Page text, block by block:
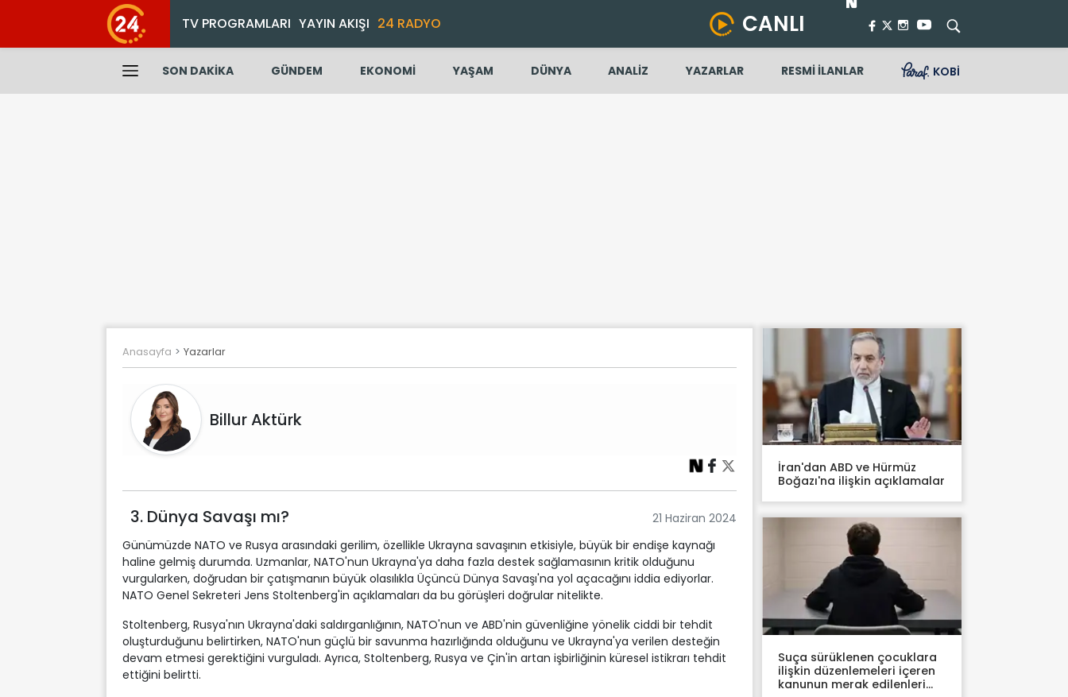
TV PROGRAMLARI YAYIN AKIŞI 24 RADYO CANLI
SON DAKİKA GÜNDEM EKONOMİ YAŞAM DÜNYA ANALİZ YAZARLAR RESMİ İLANLAR KOBİ
Anasayfa Yazarlar
Billur Aktürk
3. Dünya Savaşı mı?
21 Haziran 2024
Günümüzde NATO ve Rusya arasındaki gerilim, özellikle Ukrayna savaşının etkisiyle, büyük bir endişe kaynağı
haline gelmiş durumda. Uzmanlar, NATO'nun Ukrayna'ya daha fazla destek sağlamasının kritik olduğunu
vurgularken, doğrudan bir çatışmanın büyük olasılıkla Üçüncü Dünya Savaşı'na yol açacağını iddia ediyorlar.
NATO Genel Sekreteri Jens Stoltenberg'in açıklamaları da bu görüşleri doğrular nitelikte.
Stoltenberg, Rusya'nın Ukrayna'daki saldırganlığının, NATO'nun ve ABD'nin güvenliğine yönelik ciddi bir tehdit
oluşturduğunu belirtirken, NATO'nun güçlü bir savunma hazırlığında olduğunu ve Ukrayna'ya verilen desteğin
devam etmesi gerektiğini vurguladı. Ayrıca, Stoltenberg, Rusya ve Çin'in artan işbirliğinin küresel istikrarı tehdit
ettiğini belirtti.
İran'dan ABD ve Hürmüz
Boğazı'na ilişkin açıklamalar
Suça sürüklenen çocuklara
ilişkin düzenlemeleri içeren
kanunun merak edilenleri